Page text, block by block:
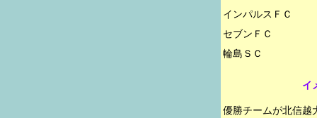
インパルスＦＣ
セブンＦＣ
イ
優勝チームが北信越